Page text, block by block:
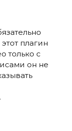
плагин
только с
он не